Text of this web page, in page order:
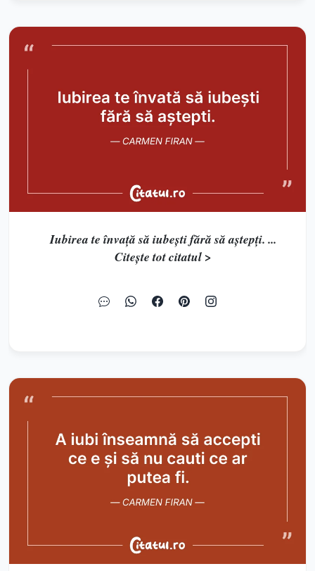
Iubirea te învață să iubești fără să aștepți. ...
Citește tot citatul >